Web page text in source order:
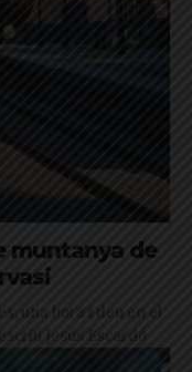
muntanya de
una hora i deu en el
Jesús Escardó